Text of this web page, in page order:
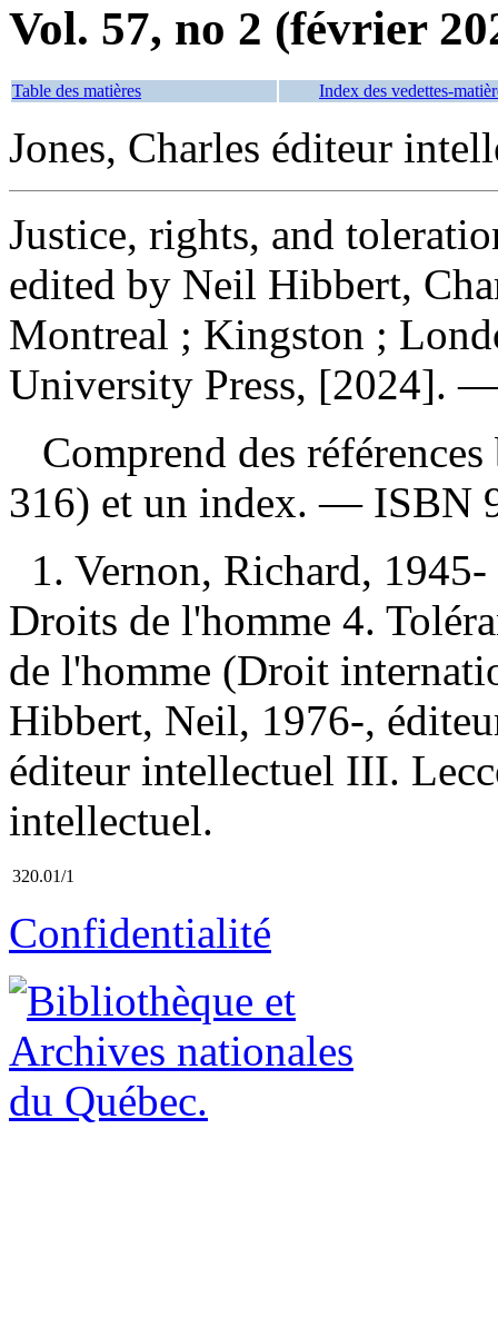
Vol. 57, no 2 (février
Table des matières Index des vedettes-
Jones, Charles éditeur
Justice, rights, and
edited by Neil Hibbert,
Montreal ; Kingston ;
University Press, [2024].
Comprend des
316) et un index. — ISBN
1. Vernon, Richard,
Droits de l'homme 4.
de l'homme (Droit
Hibbert, Neil, 1976-,
éditeur intellectuel III.
intellectuel.
320.01/1
Confidentialité